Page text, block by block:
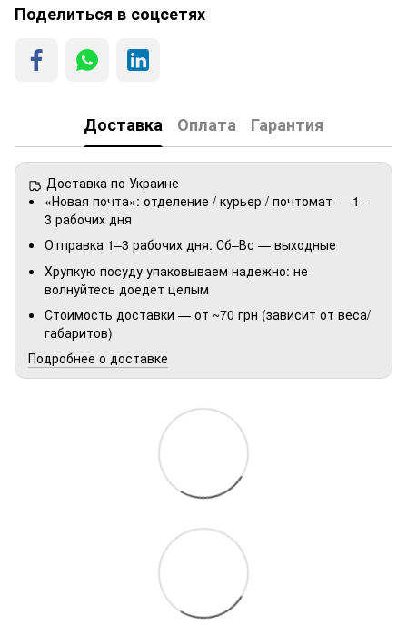
Поделиться в соцсетях
Доставка Оплата Гарантия
Доставка по Украине
«Новая почта»: отделение / курьер / почтомат — 1–
3 рабочих дня
Отправка 1–3 рабочих дня. Сб–Вс — выходные
Хрупкую посуду упаковываем надежно: не
волнуйтесь доедет целым
Стоимость доставки — от ~70 грн (зависит от веса/
габаритов)
Подробнее о доставке